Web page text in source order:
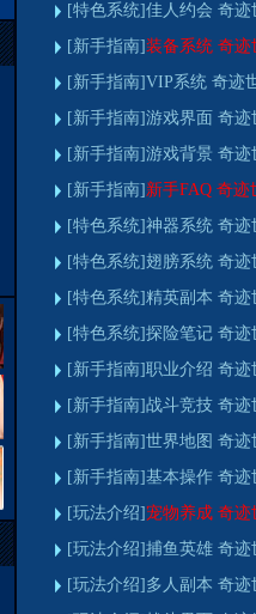
[特色系统]佳人约会 奇
[新手指南]装备系统 奇
[新手指南]VIP系统 奇迹
[新手指南]游戏界面 奇
[新手指南]游戏背景 奇
[新手指南] 新手FAQ 奇
[特色系统]神器系统 奇
[特色系统]翅膀系统 奇
[特色系统]精英副本 奇
[特色系统]探险笔记 奇
[新手指南]职业介绍 奇
[新手指南]战斗竞技 奇
[新手指南]世界地图 奇
[新手指南]基本操作 奇
[玩法介绍]宠物养成 奇迹
[玩法介绍]捕鱼英雄 奇
[玩法介绍]多人副本 奇